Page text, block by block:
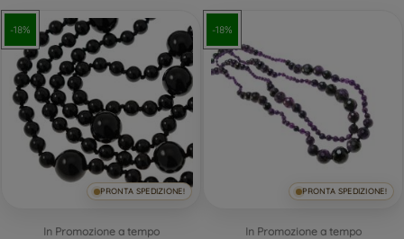
-18%
PRONTA SPEDIZIONE!
In Promozione a tempo
-18%
PRONTA SPEDIZIONE!
In Promozione a tempo